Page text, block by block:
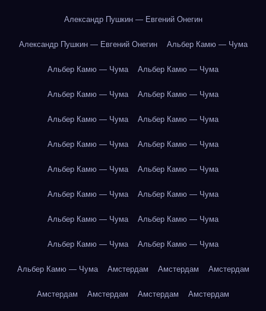
Александр Пушкин — Евгений Онегин
Александр Пушкин — Евгений Онегин Альбер Камю — Чума
Альбер Камю — Чума Альбер Камю — Чума
Альбер Камю — Чума Альбер Камю — Чума
Альбер Камю — Чума Альбер Камю — Чума
Альбер Камю — Чума Альбер Камю — Чума
Альбер Камю — Чума Альбер Камю — Чума
Альбер Камю — Чума Альбер Камю — Чума
Альбер Камю — Чума Альбер Камю — Чума
Альбер Камю — Чума Альбер Камю — Чума
Альбер Камю — Чума Амстердам Амстердам Амстердам
Амстердам Амстердам Амстердам Амстердам